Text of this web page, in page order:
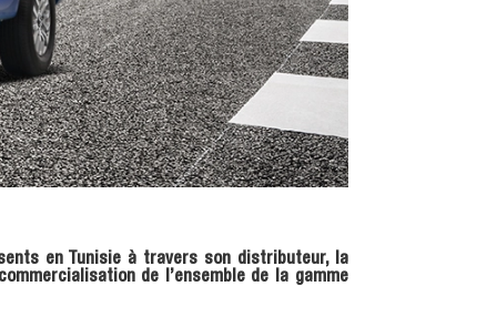
en Tunisie à travers son distributeur, la
de l’ensemble de la gamme